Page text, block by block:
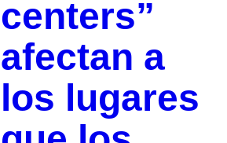
centers”
afectan a
los lugares